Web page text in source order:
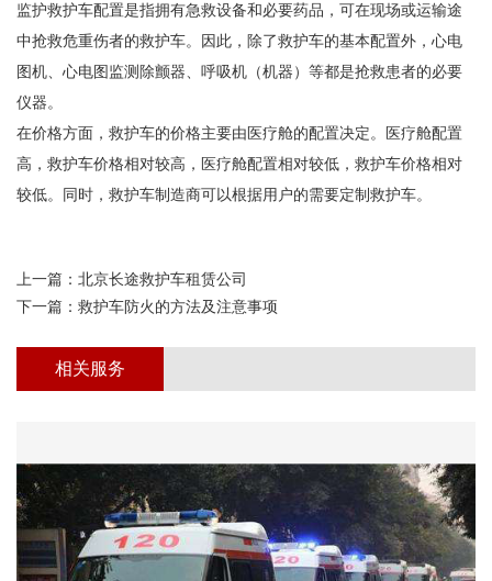
监护救护车配置是指拥有急救设备和必要药品，可在现场或运输途
中抢救危重伤者的救护车。因此，除了救护车的基本配置外，心电
图机、心电图监测除颤器、呼吸机（机器）等都是抢救患者的必要
仪器。
在价格方面，救护车的价格主要由医疗舱的配置决定。医疗舱配置
高，救护车价格相对较高，医疗舱配置相对较低，救护车价格相对
较低。同时，救护车制造商可以根据用户的需要定制救护车。
上一篇： 北京长途救护车租赁公司
下一篇： 救护车防火的方法及注意事项
相关服务